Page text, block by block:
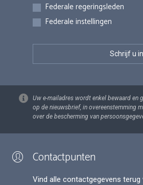
Federale regeringsleden
Federale instellingen
Uw e-mailadres wordt enkel bewaard en
op de nieuwsbrief, in overeenstemming
over de bescherming van
Contactpunten
Vind alle contactgegevens